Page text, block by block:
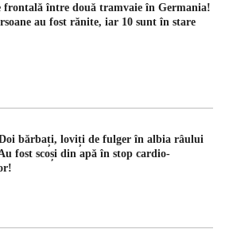
frontală între două tramvaie în Germania!
au fost rănite, iar 10 sunt în stare
bărbați, loviți de fulger în albia râului
fost scoși din apă în stop cardio-